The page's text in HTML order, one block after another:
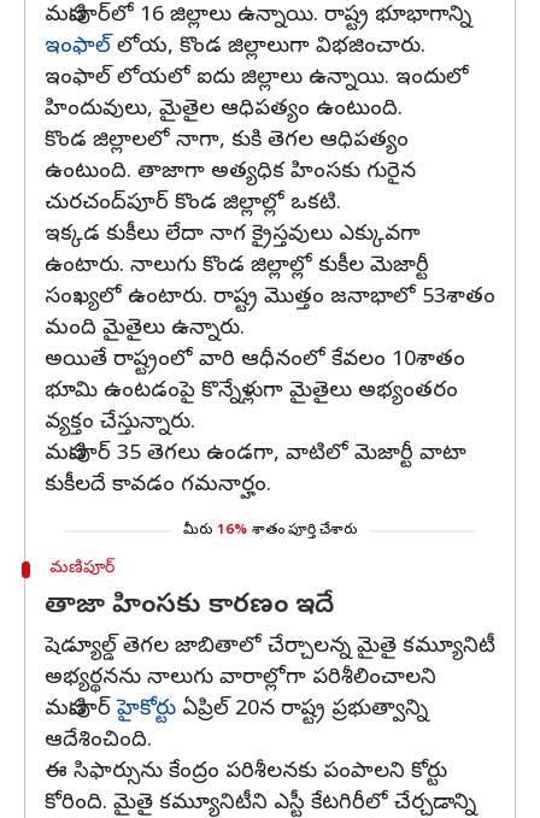
మణిపూర్‌లో 16 జిల్లాలు ఉన్నాయి. రాష్ట్ర భూభాగాన్ని
ఇంఫాల్ లోయ, కొండ జిల్లాలుగా విభజించారు.
ఇంఫాల్ లోయలో ఐదు జిల్లాలు ఉన్నాయి. ఇందులో
హిందువులు, మైతైల ఆధిపత్యం ఉంటుంది.
కొండ జిల్లాలలో నాగా, కుకి తెగల ఆధిపత్యం
ఉంటుంది. తాజాగా అత్యధిక హింసకు గురైన
చురచంద్‌పూర్ కొండ జిల్లాల్లో ఒకటి.
ఇక్కడ కుకీలు లేదా నాగ క్రైస్తవులు ఎక్కువగా
ఉంటారు. నాలుగు కొండ జిల్లాల్లో కుకీల మెజార్టీ
సంఖ్యలో ఉంటారు. రాష్ట్ర మొత్తం జనాభాలో 53శాతం
మంది మైతైలు ఉన్నారు.
అయితే రాష్ట్రంలో వారి ఆధీనంలో కేవలం 10శాతం
భూమి ఉంటడంపై కొన్నేళ్లుగా మైతైలు అభ్యంతరం
వ్యక్తం చేస్తున్నారు.
మణిపూర్ 35 తెగలు ఉండగా, వాటిలో మెజార్టీ వాటా
కుకీలదే కావడం గమనార్హం.
మీరు 16% శాతం పూర్తి చేశారు
మణిపూర్
తాజా హింసకు కారణం ఇదే
షెడ్యూల్డ్ తెగల జాబితాలో చేర్చాలన్న మైతై కమ్యూనిటీ
అభ్యర్థనను నాలుగు వారాల్లోగా పరిశీలించాలని
మణిపూర్హైకోర్టు ఏప్రిల్ 20న రాష్ట్ర ప్రభుత్వాన్ని
ఆదేశించింది.
ఈ సిఫార్సును కేంద్రం పరిశీలనకు పంపాలని కోర్టు
కోరింది. మైతై కమ్యూనిటీని ఎస్టీ కేటగిరీలో చేర్చడాన్ని